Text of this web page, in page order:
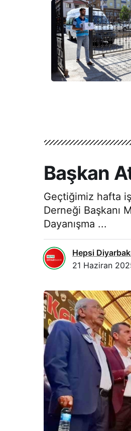
Başkan
Geçtiğimiz hafta
Derneği Başkanı
Dayanışma ...
Hepsi
21 Haziran